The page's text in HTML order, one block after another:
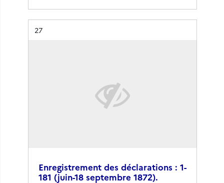
Résultat n°
27
Enregistrement des déclarations : 1-
181 (juin-18 septembre 1872).